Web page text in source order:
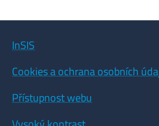
InSIS
Cookies a ochrana osobních
Přístupnost webu